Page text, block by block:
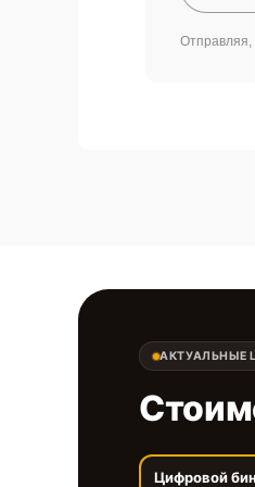
Отправляя,
АКТУАЛЬНЫЕ
Цифровой